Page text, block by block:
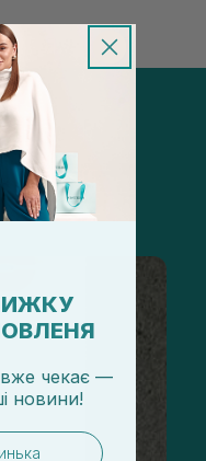
вже чекає —
новини!